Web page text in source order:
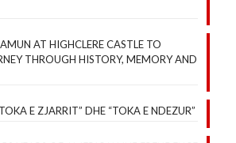
AT HIGHCLERE CASTLE TO
THROUGH HISTORY, MEMORY AND
E ZJARRIT” DHE “TOKA E NDEZUR”